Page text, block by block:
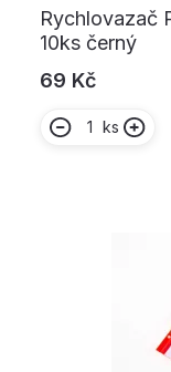
Rychlovazač
10ks černý
69 Kč
ks